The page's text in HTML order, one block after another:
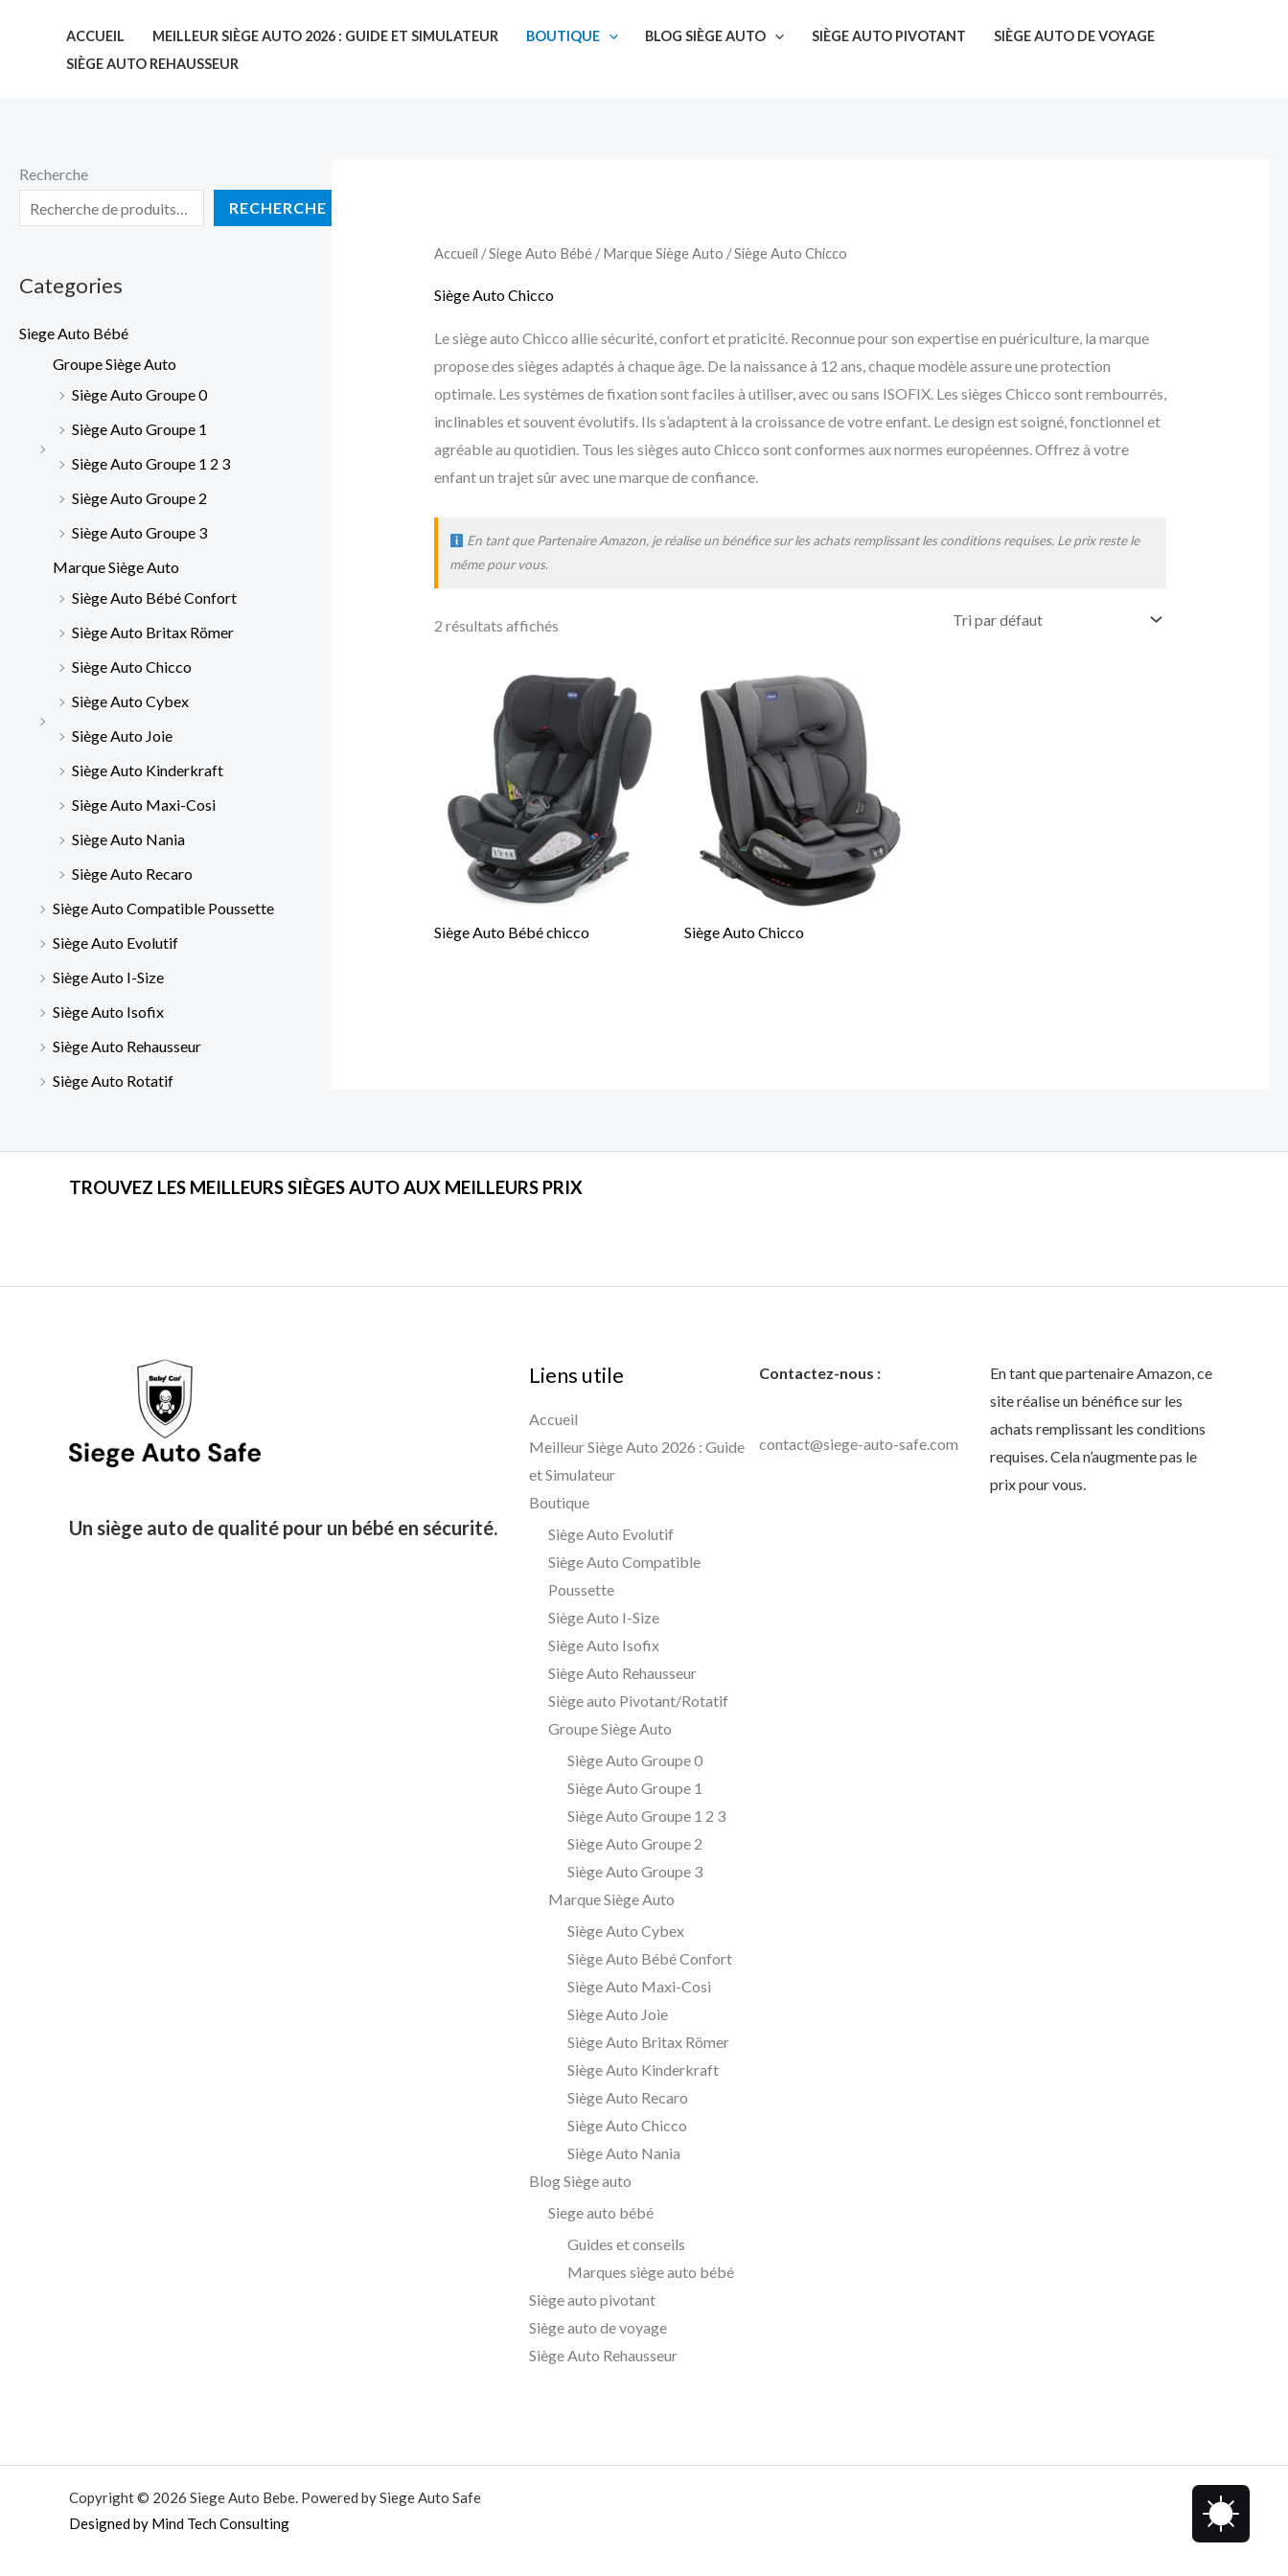
ACCUEIL MEILLEUR SIÈGE AUTO 2026 : GUIDE ET SIMULATEUR BOUTIQUE BLOG SIÈGE AUTO SIÈGE AUTO PIVOTANT
SIÈGE AUTO DE VOYAGE
SIÈGE AUTO REHAUSSEUR
Recherche
RECHERCHE
Categories
Siege Auto Bébé
Groupe Siège Auto
Siège Auto Groupe 0
Siège Auto Groupe 1
Siège Auto Groupe 1 2 3
Siège Auto Groupe 2
Siège Auto Groupe 3
Marque Siège Auto
Siège Auto Bébé Confort
Siège Auto Britax Römer
Siège Auto Chicco
Siège Auto Cybex
Siège Auto Joie
Siège Auto Kinderkraft
Siège Auto Maxi-Cosi
Siège Auto Nania
Siège Auto Recaro
Siège Auto Compatible Poussette
Siège Auto Evolutif
Siège Auto I-Size
Siège Auto Isofix
Siège Auto Rehausseur
Siège Auto Rotatif
Accueil /Siege Auto Bébé /Marque Siège Auto / Siège Auto Chicco
Siège Auto Chicco
Le siège auto Chicco allie sécurité, confort et praticité. Reconnue pour son expertise en puériculture, la marque
propose des sièges adaptés à chaque âge. De la naissance à 12 ans, chaque modèle assure une protection
optimale. Les systèmes de fixation sont faciles à utiliser, avec ou sans ISOFIX. Les sièges Chicco sont rembourrés,
inclinables et souvent évolutifs. Ils s’adaptent à la croissance de votre enfant. Le design est soigné, fonctionnel et
agréable au quotidien. Tous les sièges auto Chicco sont conformes aux normes européennes. Offrez à votre
enfant un trajet sûr avec une marque de confiance.
En tant que Partenaire Amazon, je réalise un bénéfice sur les achats remplissant les conditions requises. Le prix reste le
même pour vous.
2 résultats affichés
Siège Auto Bébé chicco Siège Auto Chicco
TROUVEZ LES MEILLEURS SIÈGES AUTO AUX MEILLEURS PRIX
Un siège auto de qualité pour un bébé en sécurité.
Liens utile
Accueil
Meilleur Siège Auto 2026 : Guide
et Simulateur
Boutique
Siège Auto Evolutif
Siège Auto Compatible
Poussette
Siège Auto I-Size
Siège Auto Isofix
Siège Auto Rehausseur
Siège auto Pivotant/Rotatif
Groupe Siège Auto
Siège Auto Groupe 0
Siège Auto Groupe 1
Siège Auto Groupe 1 2 3
Siège Auto Groupe 2
Siège Auto Groupe 3
Marque Siège Auto
Siège Auto Cybex
Siège Auto Bébé Confort
Siège Auto Maxi-Cosi
Siège Auto Joie
Siège Auto Britax Römer
Siège Auto Kinderkraft
Siège Auto Recaro
Siège Auto Chicco
Siège Auto Nania
Blog Siège auto
Siege auto bébé
Guides et conseils
Marques siège auto bébé
Siège auto pivotant
Siège auto de voyage
Siège Auto Rehausseur
Contactez-nous :
contact@siege-auto-safe.com
En tant que partenaire Amazon, ce
site réalise un bénéfice sur les
achats remplissant les conditions
requises. Cela n’augmente pas le
prix pour vous.
Copyright © 2026 Siege Auto Bebe. Powered by Siege Auto Safe
Designed by Mind Tech Consulting